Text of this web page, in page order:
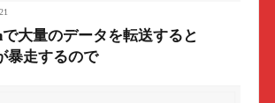
大量のデータを転送すると
暴走するので